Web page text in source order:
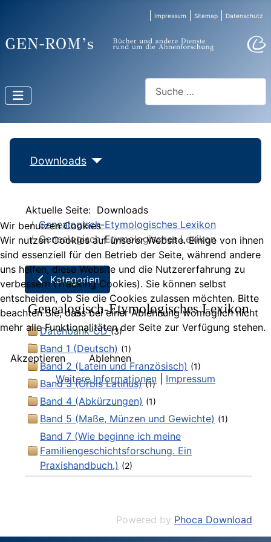
Impressum Sitemap Datenschutz
Downloads
Aktuelle Seite: Downloads
Genealogisch-Etymologisches Lexikon
Genealogisch-Etymologisches Lexikon
Kategorien
Genealogisch-Etymologisches Lexikon
Datenbank-CD(3)
Band 1 (Deutsch) (1)
Band 2 (Latein und Französisch) (1)
Band 3 (Orbis Latinus) (1)
Band 4 (Abkürzungen) (1)
Band 5 (Maße, Münzen und Gewichte) (1)
Band 7 (Wie beginne ich meine
Familiengeschichtsforschung. Ein
Praxishandbuch.) (2)
Powered by Phoca Download
Wir benutzen Cookies
Wir nutzen Cookies auf unserer Website. Einige von ihnen
sind essenziell für den Betrieb der Seite, während andere
uns helfen, diese Website und die Nutzererfahrung zu
verbessern (Tracking Cookies). Sie können selbst
entscheiden, ob Sie die Cookies zulassen möchten. Bitte
beachten Sie, dass bei einer Ablehnung womöglich nicht
mehr alle Funktionalitäten der Seite zur Verfügung stehen.
Akzeptieren
Ablehnen
Weitere Informationen
Impressum